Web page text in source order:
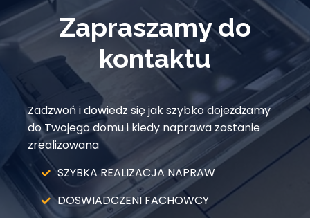
Zapraszamy do
kontaktu
Zadzwoń i dowiedz się jak szybko dojeżdżamy
do Twojego domu i kiedy naprawa zostanie
zrealizowana
SZYBKA REALIZACJA NAPRAW
DOSWIADCZENI FACHOWCY